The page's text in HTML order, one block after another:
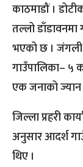
काठमाडौं ।
तल्लो
भएको छ । जंगली
गाउँपालिका– ५
एक जनाको ज्यान
जिल्ला प्रहरी
अनुसार आदर्श
थिए ।